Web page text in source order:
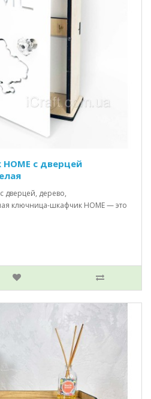
c дверцей
дверцей, дерево,
ключница-шкафчик HOME — это